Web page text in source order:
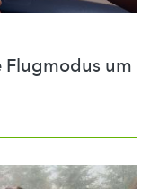
Flugmodus um